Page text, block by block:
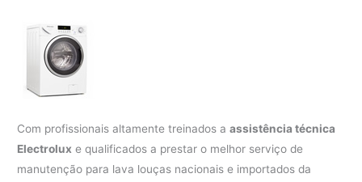
Com profissionais altamente treinados aassistência técnica
Electrolux e qualificados a prestar o melhor serviço de
manutenção para lava louças nacionais e importados da